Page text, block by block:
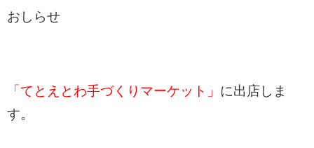
おしらせ
「てとえとわ手づくりマーケット」 に出店しま
す。